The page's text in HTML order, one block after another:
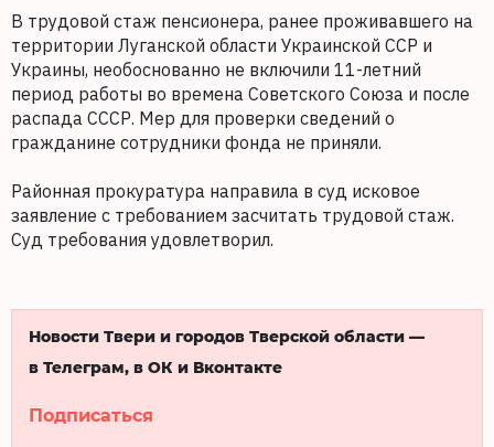
В трудовой стаж пенсионера, ранее проживавшего на
территории Луганской области Украинской ССР и
Украины, необоснованно не включили 11-летний
период работы во времена Советского Союза и после
распада СССР. Мер для проверки сведений о
гражданине сотрудники фонда не приняли.
Районная прокуратура направила в суд исковое
заявление с требованием засчитать трудовой стаж.
Суд требования удовлетворил.
Новости Твери и городов Тверской области —
в Телеграм, в ОК и Вконтакте
Подписаться